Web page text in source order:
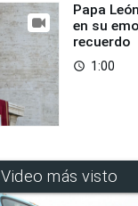
Papa
en su
recuerdo
access_time 1:00
Video más visto